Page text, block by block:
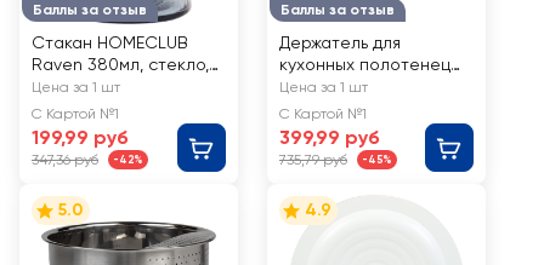
Баллы за отзыв
Стакан HOMECLUB
Raven 380мл, стекло,
Арт. LJ24F315
Цена за 1 шт
С Картой №1
199,99 руб
347,36 руб -42%
Баллы за отзыв
Держатель для
кухонных полотенец
HOMECLUB Storage,
полочный, металл,
Арт. EH12-3347-A
Цена за 1 шт
С Картой №1
399,99 руб
735,79 руб -45%
5.0 4.9